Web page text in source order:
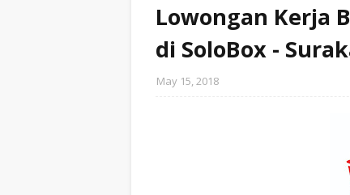
Lowongan Kerja
di SoloBox -
May 15, 2018